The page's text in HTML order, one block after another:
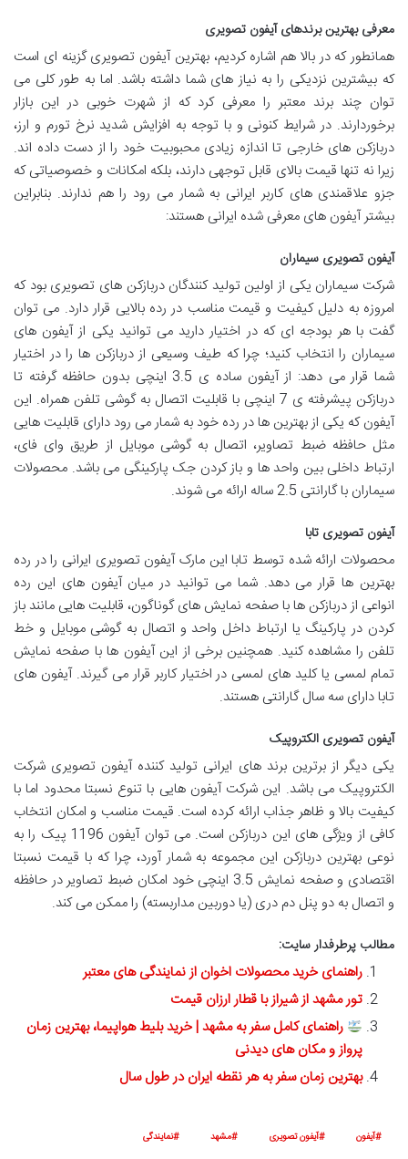
معرفی بهترین برندهای آیفون تصویری
همانطور که در بالا هم اشاره کردیم، بهترین آیفون تصویری گزینه ای است
که بیشترین نزدیکی را به نیاز های شما داشته باشد. اما به طور کلی می
توان چند برند معتبر را معرفی کرد که از شهرت خوبی در این بازار
برخوردارند. در شرایط کنونی و با توجه به افزایش شدید نرخ تورم و ارز،
دربازکن های خارجی تا اندازه زیادی محبوبیت خود را از دست داده اند.
زیرا نه تنها قیمت بالای قابل توجهی دارند، بلکه امکانات و خصوصیاتی که
جزو علاقمندی های کاربر ایرانی به شمار می رود را هم ندارند. بنابراین
بیشتر آیفون های معرفی شده ایرانی هستند:
آیفون تصویری سیماران
شرکت سیماران یکی از اولین تولید کنندگان دربازکن های تصویری بود که
امروزه به دلیل کیفیت و قیمت مناسب در رده بالایی قرار دارد. می توان
گفت با هر بودجه ای که در اختیار دارید می توانید یکی از آیفون های
سیماران را انتخاب کنید؛ چرا که طیف وسیعی از دربازکن ها را در اختیار
شما قرار می دهد: از آیفون ساده ی 3.5 اینچی بدون حافظه گرفته تا
دربازکن پیشرفته ی 7 اینچی با قابلیت اتصال به گوشی تلفن همراه. این
آیفون که یکی از بهترین ها در رده خود به شمار می رود دارای قابلیت هایی
مثل حافظه ضبط تصاویر، اتصال به گوشی موبایل از طریق وای فای،
ارتباط داخلی بین واحد ها و باز کردن جک پارکینگی می باشد. محصولات
سیماران با گارانتی 2.5 ساله ارائه می شوند.
آیفون تصویری تابا
محصولات ارائه شده توسط تابا این مارک آیفون تصویری ایرانی را در رده
بهترین ها قرار می دهد. شما می توانید در میان آیفون های این رده
انواعی از دربازکن ها با صفحه نمایش های گوناگون، قابلیت هایی مانند باز
کردن در پارکینگ یا ارتباط داخل واحد و اتصال به گوشی موبایل و خط
تلفن را مشاهده کنید. همچنین برخی از این آیفون ها با صفحه نمایش
تمام لمسی یا کلید های لمسی در اختیار کاربر قرار می گیرند. آیفون های
تابا دارای سه سال گارانتی هستند.
آیفون تصویری الکتروپیک
یکی دیگر از برترین برند های ایرانی تولید کننده آیفون تصویری شرکت
الکتروپیک می باشد. این شرکت آیفون هایی با تنوع نسبتا محدود اما با
کیفیت بالا و ظاهر جذاب ارائه کرده است. قیمت مناسب و امکان انتخاب
کافی از ویژگی های این دربازکن است. می توان آیفون 1196 پیک را به
نوعی بهترین دربازکن این مجموعه به شمار آورد، چرا که با قیمت نسبتا
اقتصادی و صفحه نمایش 3.5 اینچی خود امکان ضبط تصاویر در حافظه
و اتصال به دو پنل دم دری (یا دوربین مداربسته) را ممکن می کند.
مطالب پرطرفدار سایت:
راهنمای خرید محصولات اخوان از نمایندگی های معتبر
تور مشهد از شیراز با قطار ارزان قیمت
راهنمای کامل سفر به مشهد | خرید بلیط هواپیما، بهترین زمان
پرواز و مکان های دیدنی
بهترین زمان سفر به هر نقطه ایران در طول سال
آیفون آیفون تصویری مشهد نمایندگی